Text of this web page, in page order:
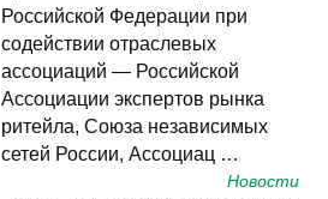
Российской Федерации при
содействии отраслевых
ассоциаций — Российской
Ассоциации экспертов рынка
ритейла, Союза независимых
сетей России, Ассоциац …
Новости